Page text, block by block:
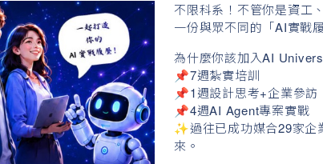
不限科系！不管你是資工
一份與眾不同的「AI實戰
為什麼你該加入AI
📌7週紮實培訓
📌1週設計思考+企業參訪
📌4週AI Agent專案實戰
✨過往已成功媒合29家企
來。